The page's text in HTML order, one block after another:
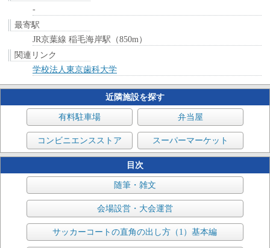
-
最寄駅
JR京葉線 稲毛海岸駅（850m）
関連リンク
学校法人東京歯科大学
近隣施設を探す
有料駐車場 弁当屋
コンビニエンスストア スーパーマーケット
目次
随筆・雑文
会場設営・大会運営
サッカーコートの直角の出し方（1）基本編